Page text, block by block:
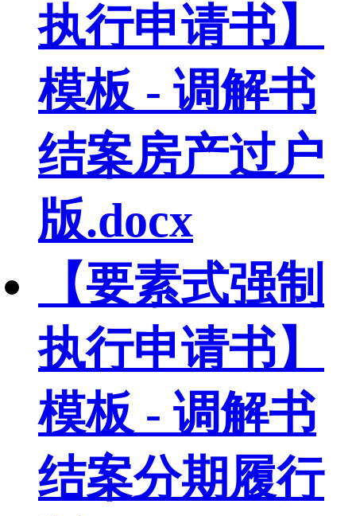
执行申请书】
模板 - 调解书
结案房产过户
版.docx
【要素式强制
执行申请书】
模板 - 调解书
结案分期履行